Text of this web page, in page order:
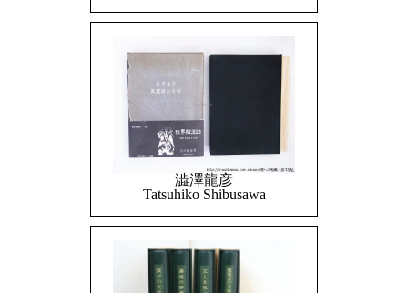
澁澤龍彦
Tatsuhiko Shibusawa